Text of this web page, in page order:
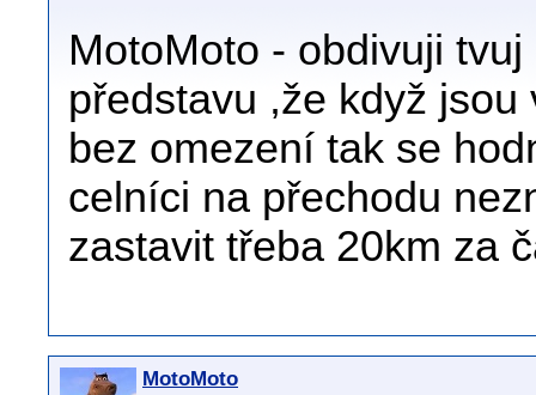
MotoMoto - obdivuji
představu ,že když
bez omezení tak se
celníci na přechodu
zastavit třeba 20km za
MotoMoto